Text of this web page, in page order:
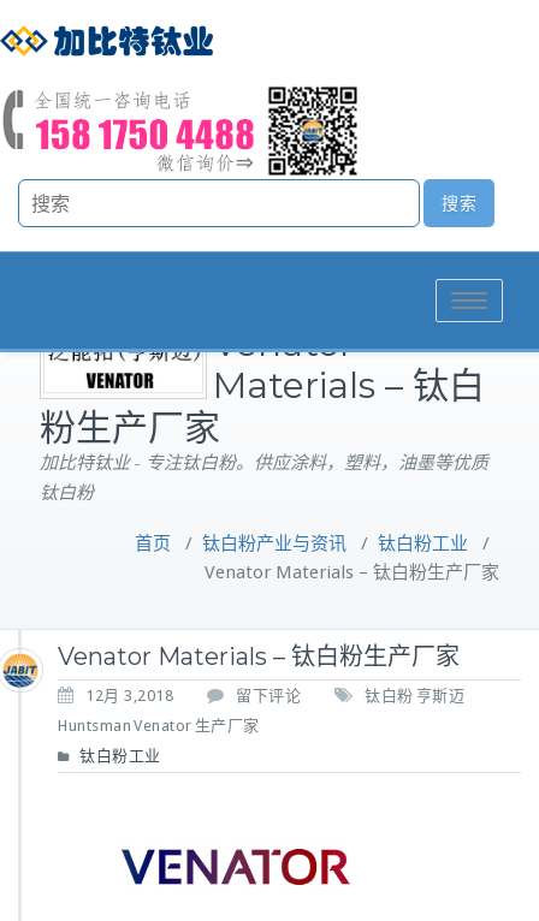
Toggle
Venator
Materials – 钛白
粉生产厂家
加比特钛业 - 专注钛白粉。供应涂料，塑料，油墨等优质
钛白粉
首页 / 钛白粉产业与资讯 / 钛白粉工业 /
Venator Materials – 钛白粉生产厂家
Venator Materials – 钛白粉生产厂家
12月 3,2018 留下评论 钛白粉 亨斯迈
Huntsman Venator 生产厂家
钛白粉工业